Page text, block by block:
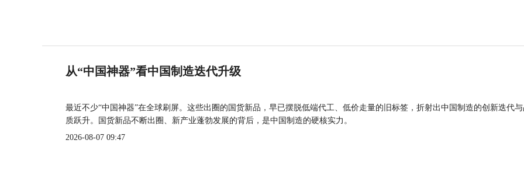
从“中国神器”看中国制造迭代升级
最近不少“中国神器”在全球刷屏。这些出圈的国货新品，早已摆脱低端代工、低价走量的旧标签，折射出中国制造的创新迭代
质跃升。国货新品不断出圈、新产业蓬勃发展的背后，是中国制造的硬核实力。
2026-08-07 09:47